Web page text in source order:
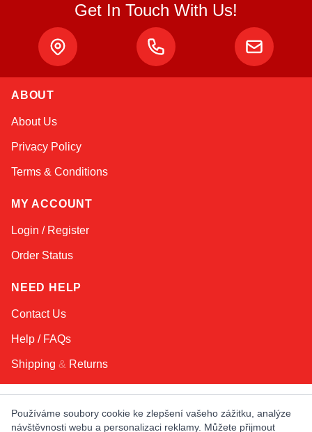
Get In Touch With Us!
ABOUT
About Us
Privacy Policy
Terms & Conditions
MY ACCOUNT
Login / Register
Order Status
NEED HELP
Contact Us
Help / FAQs
Shipping & Returns
KEEP IN TOUCH!
Používáme soubory cookie ke zlepšení vašeho zážitku, analýze
návštěvnosti webu a personalizaci reklamy. Můžete přijmout